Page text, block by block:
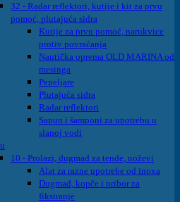
32 - Radar reflektori, kutije i kit za prvu
pomoć, plutajuća sidra
Kutije za prvu pomoć, narukvice
protiv povraćanja
Nautička oprema OLD MARINA od
mesinga
Pepeljare
Plutajuća sidra
Radar reflektori
Sapun i šamponi za upotrebu u
slanoj vodi
10 - Prolazi, dugmad za tende, noževi
Alat za razne upotrebe od inoxa
Dugmad, kopče i pribor za
fiksiranje